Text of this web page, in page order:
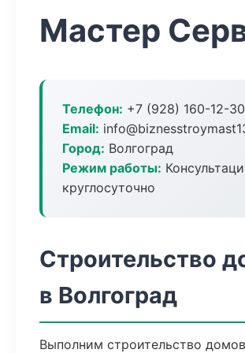
Мастер
Телефон: +7 (928) 160-12-30
Email:
Город: Волгоград
Режим работы:
круглосуточно
Строительство
в Волгоград
Выполним строительство